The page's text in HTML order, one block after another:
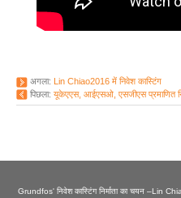
अगला: Lin Chiao2016 में निवेश कास्टिंग
पिछला: यूकेएएस, आईएसओ, एसजीएस प्रमाणित
Grundfos' निवेश कास्टिंग निर्माता का चयन –Lin